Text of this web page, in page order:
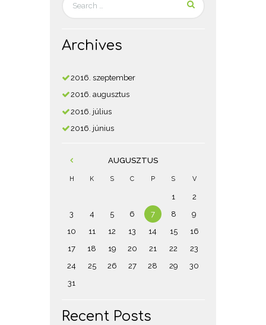
Archives
2016.szeptember
2016.augusztus
2016. július
2016. június
AUGUSZTUS
H K S C P S V
1
2
3
4 5 6 7 8
9
10
11 12 13 14 15
16
17
18 19 20 21 22
23
24
25 26 27 28 29
30
31
Recent Posts